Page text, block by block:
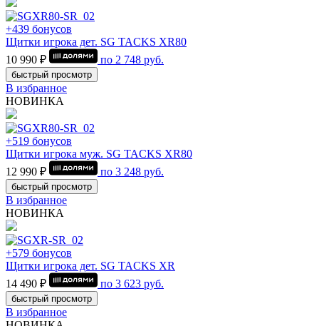
+439 бонусов
Щитки игрока дет. SG TACKS XR80
10 990 ₽
по 2 748 руб.
быстрый просмотр
В избранное
НОВИНКА
+519 бонусов
Щитки игрока муж. SG TACKS XR80
12 990 ₽
по 3 248 руб.
быстрый просмотр
В избранное
НОВИНКА
+579 бонусов
Щитки игрока дет. SG TACKS XR
14 490 ₽
по 3 623 руб.
быстрый просмотр
В избранное